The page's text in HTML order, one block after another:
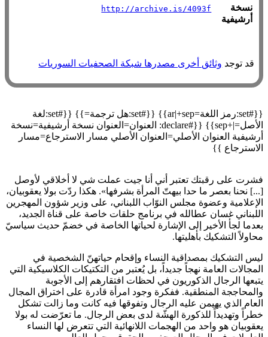
نسخة
أرشيفية
http://archive.is/4093f
قد توجد وثائق أخرى مصدرها شبكة الصحفيات السوريات
{{#set:رمز اللغة=ar|+sep}} {{#set:هل ترجمة=}} {{#set:لغة
الأصل=|+sep}} {{#declare: العنوان=العنوان نسخة أرشيفية=نسخة
أرشيفية العنوان الأصلي=العنوان الأصلي مسار الاسترجاع=مسار
الاسترجاع }}
فشرت على رقبتك تعتبر أني أنا جيت عملت شي لا أخلاقي لأوصل
[...] نحنا بعصر ما حدا بيهتّ المرأة بشرفها». هكذا ردّت بولا يعقوبيان،
الإعلامية وعضوة مجلس النوّاب اللبناني، على وزير شؤون المهجرين
اللبناني غسان عطالله في برنامج حلقات خاصة على قناة الجديد،
بعدما لجأ الأخير إلى الإشارة لحياتها الخاصة في خضمّ حديث سياسيّ
محاولاً التشكيك بأهليتها.
ليس التشكيك بمصداقية النساء وإقحام حياتهنّ الشخصية في
المجالات العامة نهجاً جديداً، بل يُعتبر من التكتيكات الكلاسيكية التي
يتبعها الرجال الذكوريون في لحظات افتقارهم إلى الأجوبة
والمحاججة المنطقية. ففكرة وجود امرأة قادرة على اختراق المجال
العام الذي يهيمن عليه الرجال وتفوقها فيه كانت وما زالت تشكل
خطراً وتهديداً للذكورة الهشّة لدى بعض الرجال. ما تعرّضت له بولا
يعقوبيان هو واحد من الهجمات اللانهائية التي تتعرض لها النساء